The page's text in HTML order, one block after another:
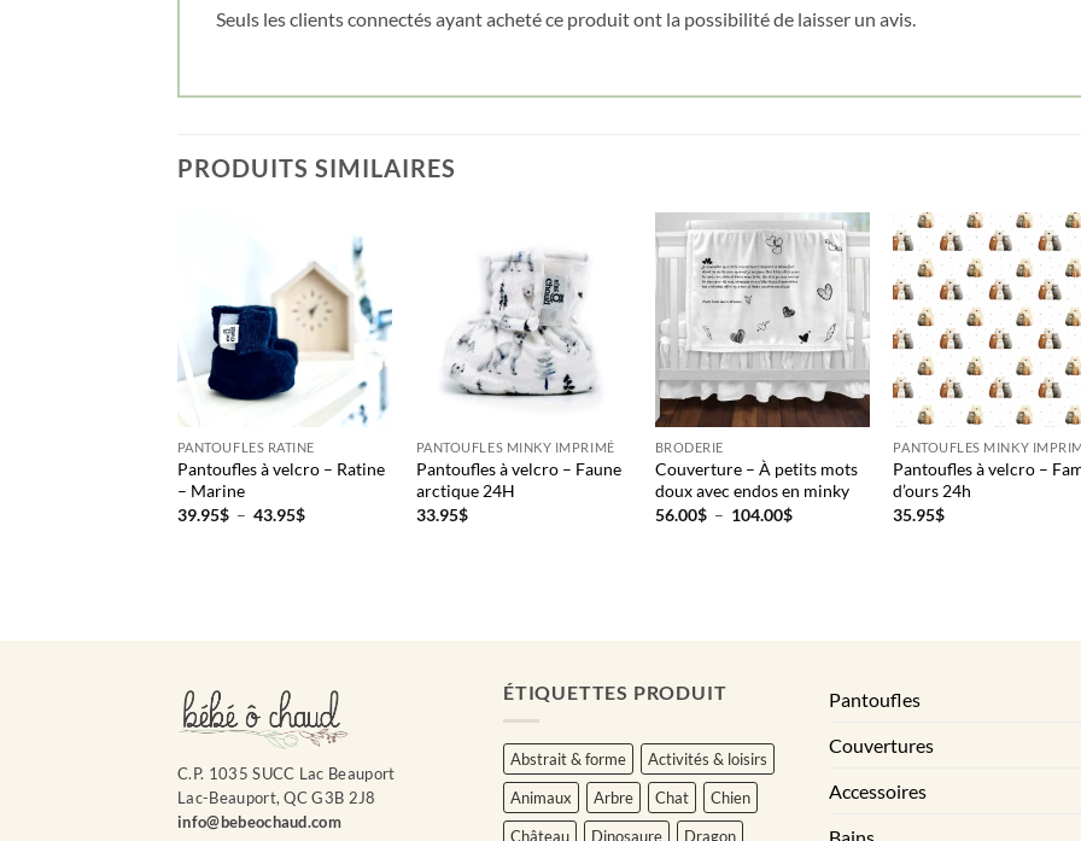
Seuls les clients connectés ayant acheté ce produit ont la possibilité de laisser un avis.
PRODUITS SIMILAIRES
PANTOUFLES RATINE
Pantoufles à velcro – Ratine
– Marine
39.95$ – 43.95$Plage
PANTOUFLES MINKY IMPRIMÉ
Pantoufles à velcro – Faune
arctique 24H
33.95$
BRODERIE
Couverture – À petits mots
doux avec endos en minky
56.00$ – 104.00$Plage
PANTOUFLES MINKY
Pantoufles à velcro –
d’ours 24h
35.95$
C.P. 1035 SUCC Lac Beauport
Lac-Beauport, QC G3B 2J8
info@bebeochaud.com
ÉTIQUETTES PRODUIT
Abstrait & forme
Activités & loisirs
Animaux
Arbre Chat
Chien
Château
Dinosaure Dragon
Pantoufles
Couvertures
Accessoires